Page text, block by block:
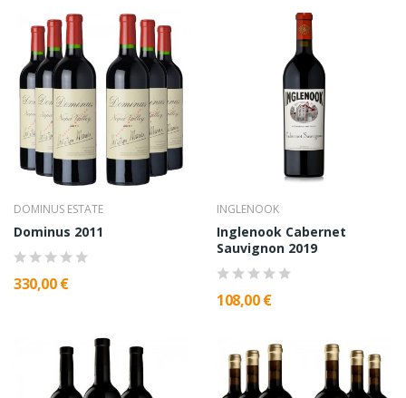
DOMINUS ESTATE
Dominus 2011
330,00 €
INGLENOOK
Inglenook Cabernet
Sauvignon 2019
108,00 €